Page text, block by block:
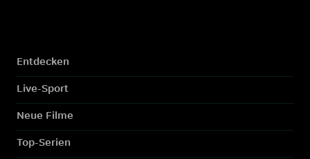
Entdecken
Live-Sport
Neue Filme
Top-Serien